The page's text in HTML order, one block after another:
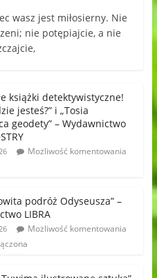
wasz jest miłosierny. Nie
nie potępiajcie, a nie
książki detektywistyczne!
jesteś?” i „Tosia
geodety” – Wydawnictwo
Możliwość komentowania
podróż Odyseusza” –
LIBRA
Możliwość komentowania